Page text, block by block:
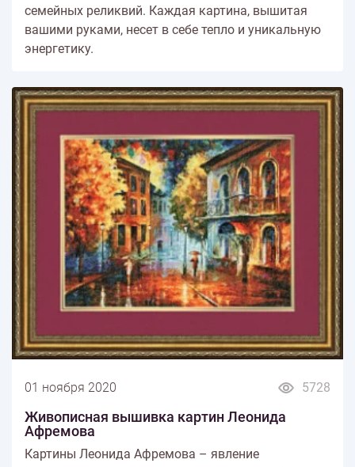
семейных реликвий. Каждая картина, вышитая
вашими руками, несет в себе тепло и уникальную
энергетику.
5728
01 ноября 2020
Живописная вышивка картин Леонида
Афремова
Картины Леонида Афремова – явление